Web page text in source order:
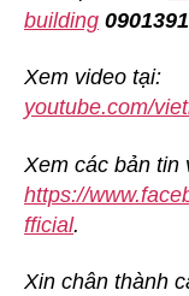
building
Xem video tại:
youtube.com/
Xem các bản tin
https://
fficial.
Xin chân thành